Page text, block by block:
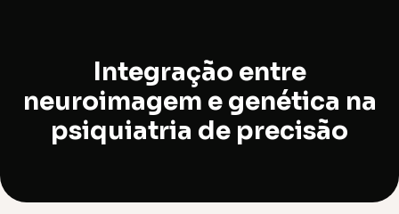
Integração entre
neuroimagem e genética na
psiquiatria de precisão